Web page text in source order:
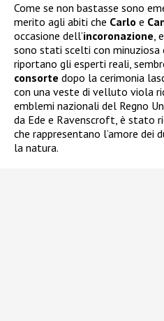
Come se non bastasse sono
merito agli abiti che Carlo e
occasione dell’incoronazione,
sono stati scelti con minuziosa
riportano gli esperti reali,
consorte dopo la cerimonia
con una veste di velluto viola
emblemi nazionali del Regno
da Ede e Ravenscroft, è stato
che rappresentano l’amore dei
la natura.